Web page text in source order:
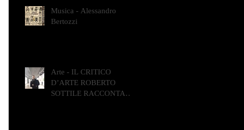
Musica - Alessandro
Bertozzi
Arte - IL CRITICO
D’ARTE ROBERTO
SOTTILE RACCONTA